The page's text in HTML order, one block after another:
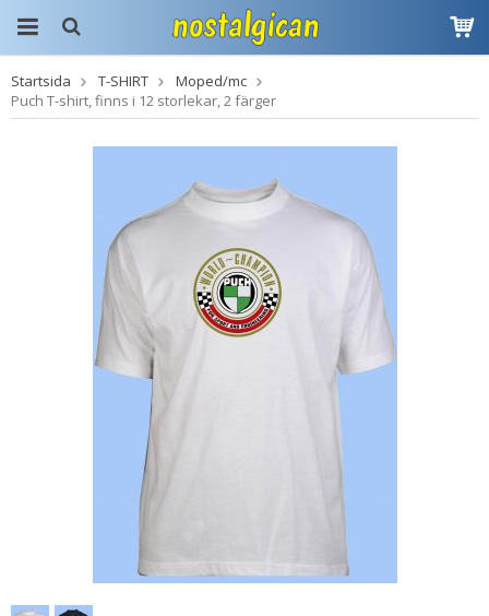
Produkten har blivit
tillagd i varukorgen
Startsida T-SHIRT
Moped/mc
Puch T-shirt, finns i 12 storlekar, 2 färger